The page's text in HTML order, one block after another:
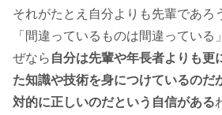
それがたとえ自分よりも先輩であろ
「間違っているものは間違ってい
ぜなら 自分は先輩や年長者よりも更
た知識や技術を身につけているのだ
対的に正しいのだという自信がある